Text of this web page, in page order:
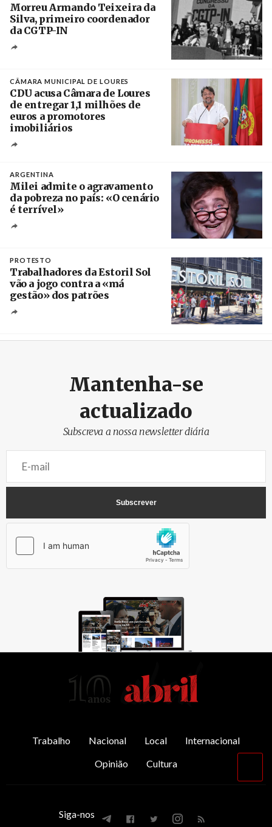
Morreu Armando Teixeira da
Silva, primeiro coordenador
da CGTP-IN
CÂMARA MUNICIPAL DE LOURES
CDU acusa Câmara de Loures
de entregar 1,1 milhões de
euros a promotores
imobiliários
ARGENTINA
Milei admite o agravamento
da pobreza no país: «O cenário
é terrível»
PROTESTO
Trabalhadores da Estoril Sol
vão a jogo contra a «má
gestão» dos patrões
Mantenha-se
actualizado
Subscreva a nossa newsletter diária
Trabalho Nacional Local
Internacional
Opinião
Cultura
Siga-nos